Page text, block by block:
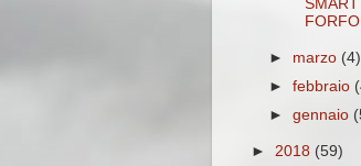
SMART
► marzo (4)
►febbraio
►gennaio
► 2018 (59)